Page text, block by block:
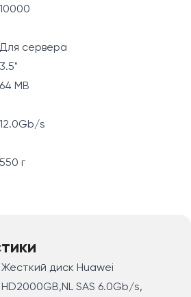
10000
Для сервера
3.5"
64 MB
12.0Gb/s
550 г
Жесткий диск Huawei
HD2000GB,NL SAS 6.0Gb/s,